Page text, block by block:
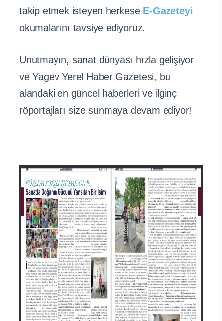
takip etmek isteyen herkese E-Gazeteyi
okumalarını tavsiye ediyoruz.
Unutmayın, sanat dünyası hızla gelişiyor
ve Yagev Yerel Haber Gazetesi, bu
alandaki en güncel haberleri ve ilginç
röportajları size sunmaya devam ediyor!